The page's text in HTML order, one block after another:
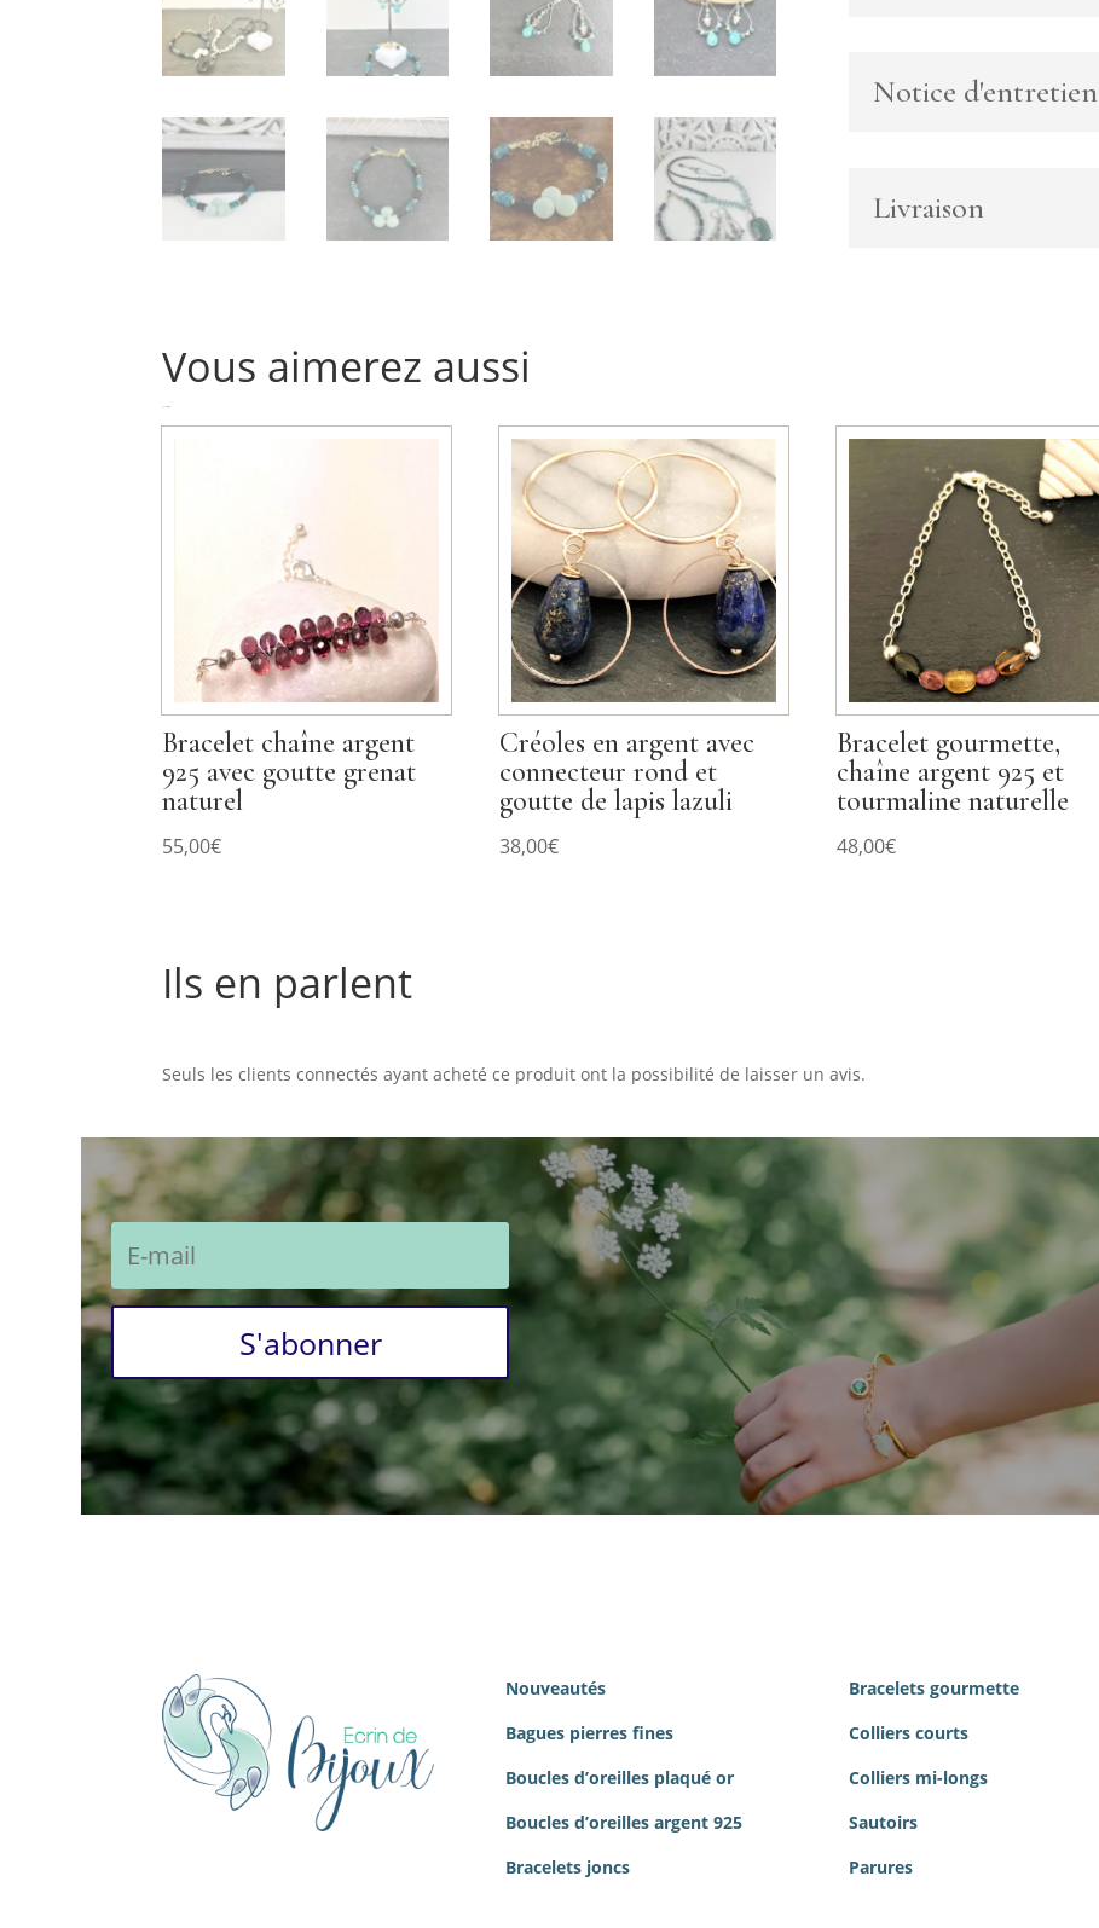
topaze
cristal
Notice d'entretien
Livraison
Vous aimerez aussi
Bracelet chaîne argent
925 avec goutte grenat
naturel
55,00€
Créoles en argent avec
connecteur rond et
goutte de lapis lazuli
38,00€
Bracelet gourmette,
chaîne argent 925 et
tourmaline naturelle
48,00€
Ils en parlent
Seuls les clients connectés ayant acheté ce produit ont la possibilité de laisser un avis.
S'abonner
Nouveautés
Bagues pierres fines
Boucles d’oreilles plaqué or
Boucles d’oreilles argent 925
Bracelets joncs
Bracelets gourmette
Colliers courts
Colliers mi-longs
Sautoirs
Parures